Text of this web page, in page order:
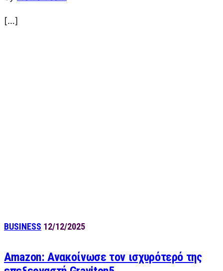
[…]
BUSINESS 12/12/2025
Amazon: Ανακοίνωσε τον ισχυρότερό της